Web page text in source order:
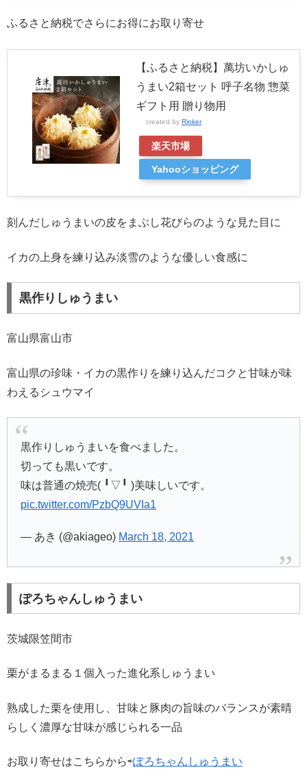
ふるさと納税でさらにお得にお取り寄せ
【ふるさと納税】萬坊いかしゅ
うまい2箱セット 呼子名物 惣菜
ギフト用 贈り物用
created by Rinker
楽天市場
Yahooショッピング
刻んだしゅうまいの皮をまぶし花びらのような見た目に
イカの上身を練り込み淡雪のような優しい食感に
黒作りしゅうまい
富山県富山市
富山県の珍味・イカの黒作りを練り込んだコクと甘味が味
わえるシュウマイ
黒作りしゅうまいを食べました。
切っても黒いです。
味は普通の焼売( ╹▽╹ )美味しいです。
pic.twitter.com/PzbQ9UVIa1
— あき (@akiageo) March 18, 2021
ぽろちゃんしゅうまい
茨城限笠間市
栗がまるまる１個入った進化系しゅうまい
熟成した栗を使用し、甘味と豚肉の旨味のバランスが素晴
らしく濃厚な甘味が感じられる一品
お取り寄せはこちらから⇨ぽろちゃんしゅうまい